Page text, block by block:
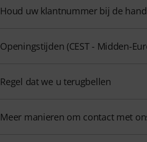
Houd uw klantnummer bij de hand
Openingstijden (CEST - Midden-
Regel dat we u terugbellen
Meer manieren om contact met